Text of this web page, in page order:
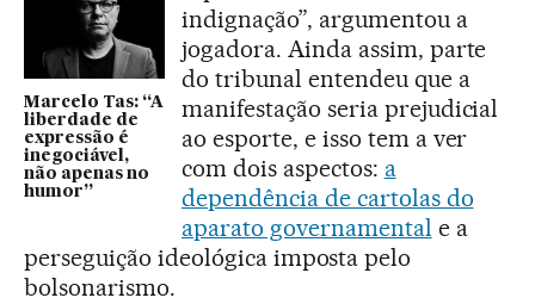
Marcelo Tas: “A
liberdade de
expressão é
inegociável,
não apenas no
humor”
indignação”, argumentou a
jogadora. Ainda assim, parte
do tribunal entendeu que a
manifestação seria prejudicial
ao esporte, e isso tem a ver
com dois aspectos: a
dependência de cartolas do
aparato governamental e a
perseguição ideológica imposta pelo
bolsonarismo.